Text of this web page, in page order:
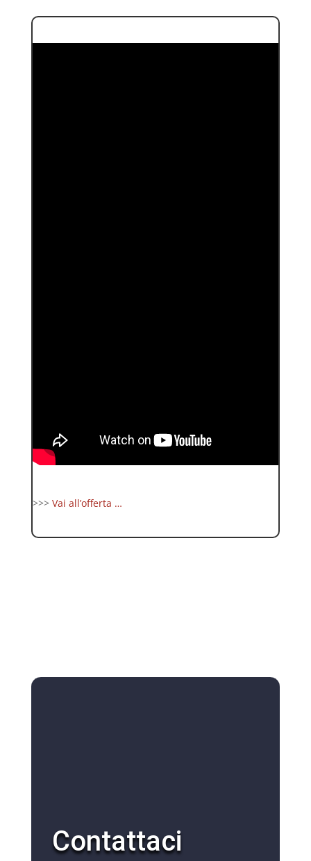
>>> Vai all’offerta …
Contattaci